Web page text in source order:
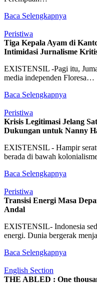
Baca Selengkapnya
Peristiwa
Tiga Kepala Ayam di
Intimidasi Jurnalisme
EXISTENSIL -Pagi itu,
media independen Floresa…
Baca Selengkapnya
Peristiwa
Krisis Legitimasi Jelang
Dukungan untuk Nanny
EXISTENSIL - Hampir
berada di bawah
Baca Selengkapnya
Peristiwa
Transisi Energi Masa
Andal
EXISTENSIL- Indonesia
energi. Dunia bergerak
Baca Selengkapnya
English Section
THE ABLED : One